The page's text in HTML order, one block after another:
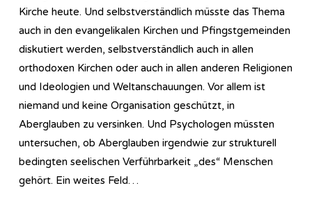
Kirche heute. Und selbstverständlich müsste das Thema
auch in den evangelikalen Kirchen und Pfingstgemeinden
diskutiert werden, selbstverständlich auch in allen
orthodoxen Kirchen oder auch in allen anderen Religionen
und Ideologien und Weltanschauungen. Vor allem ist
niemand und keine Organisation geschützt, in
Aberglauben zu versinken. Und Psychologen müssten
untersuchen, ob Aberglauben irgendwie zur strukturell
bedingten seelischen Verführbarkeit „des“ Menschen
gehört. Ein weites Feld…